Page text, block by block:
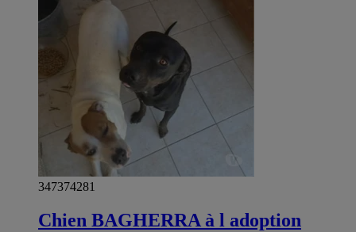
347374281
Chien BAGHERRA à l adoption